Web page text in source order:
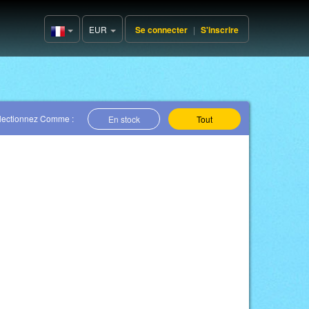
France(Français)
EUR Se connecter | S'inscrire
Comme : En stock Tout